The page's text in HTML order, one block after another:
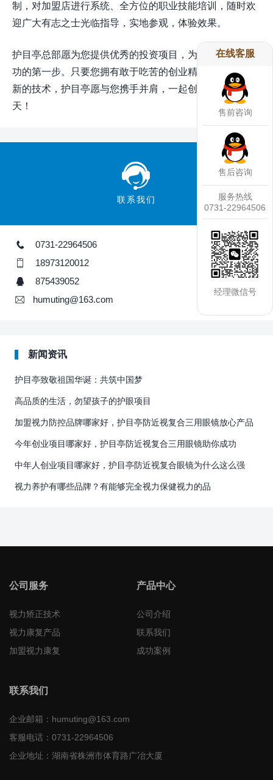
制，对加盟店进行系统、全方位的职业技能培训，随时欢
迎广大有志之士光临指导，实地参观，体验效果。
护目亭总部愿为您提供优秀的投资项目，为您做好创业成
功的第一步。只要您拥有敢于吃苦的创业精神，敢干接受
新的技术，护目亭愿与您携手并肩，一起创造辉煌的明
天！
联系我们
0731-22964506
18973120012
875439052
humuting@163.com
新闻资讯
护目亭致敬祖国华诞：共筑中国梦
高品质的生活，勿望孩子的护眼项目
加盟视力防控品牌哪家好，护目亭防近视复合三用眼镜放心产品
今年创业项目哪家好，护目亭防近视复合三用眼镜助你成功
中年人创业项目哪家好，护目亭防近视复合眼镜为什么这么强
视力养护有哪些品牌？有能够完全视力保健视力的品
公司服务
视力矫正技术
视力康复产品
加盟视力康复
产品中心
公司介绍
联系我们
成功案例
联系我们
企业邮箱： humuting@163.com
客服电话： 0731-22964506
企业地址： 湖南省株洲市体育路广冶大厦
在线客服
售前咨询
售后咨询
服务热线
0731-22964506
经理微信号